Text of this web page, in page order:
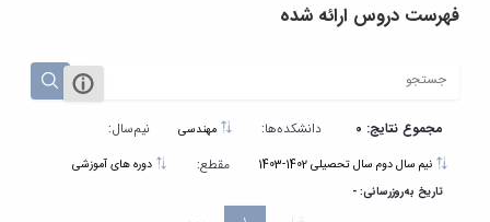
صنعت
مرتبط
ملی
نخبگان
شرکت
های
فهرست دروس ارائه شده
مجموع نتایج: 0 دانشکده‌ها: نیم‌سال:
مقطع: دوره های آموزشی
تاریخ به‌روزرسانی: -